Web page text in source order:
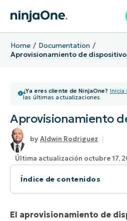
Home
Documentation
Aprovisionamiento de
¿Ya eres cliente de NinjaOne? Inicia
las últimas actualizaciones.
Aprovisionamiento
Aldwin Rodriguez
Última actualización octubre 17,
Índice de contenidos
Aprovisionamiento de
El aprovisionamiento de